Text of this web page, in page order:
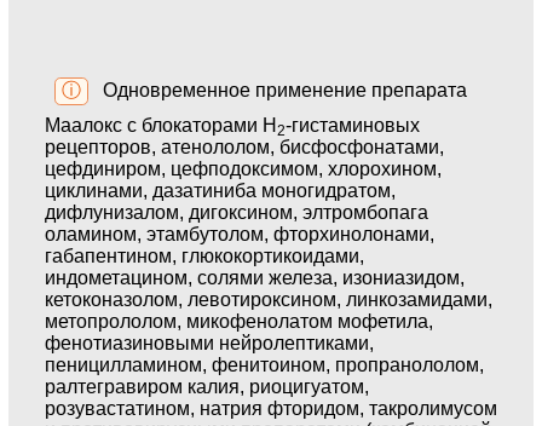
ⓘ
Одновременное применение препарата
Маалокс с блокаторами Н2-гистаминовых
рецепторов, атенололом, бисфосфонатами,
цефдиниром, цефподоксимом, хлорохином,
циклинами, дазатиниба моногидратом,
дифлунизалом, дигоксином, элтромбопага
оламином, этамбутолом, фторхинолонами,
габапентином, глюкокортикоидами,
индометацином, солями железа, изониазидом,
кетоконазолом, левотироксином, линкозамидами,
метопрололом, микофенолатом мофетила,
фенотиазиновыми нейролептиками,
пеницилламином, фенитоином, пропранололом,
ралтегравиром калия, риоцигуатом,
розувастатином, натрия фторидом, такролимусом